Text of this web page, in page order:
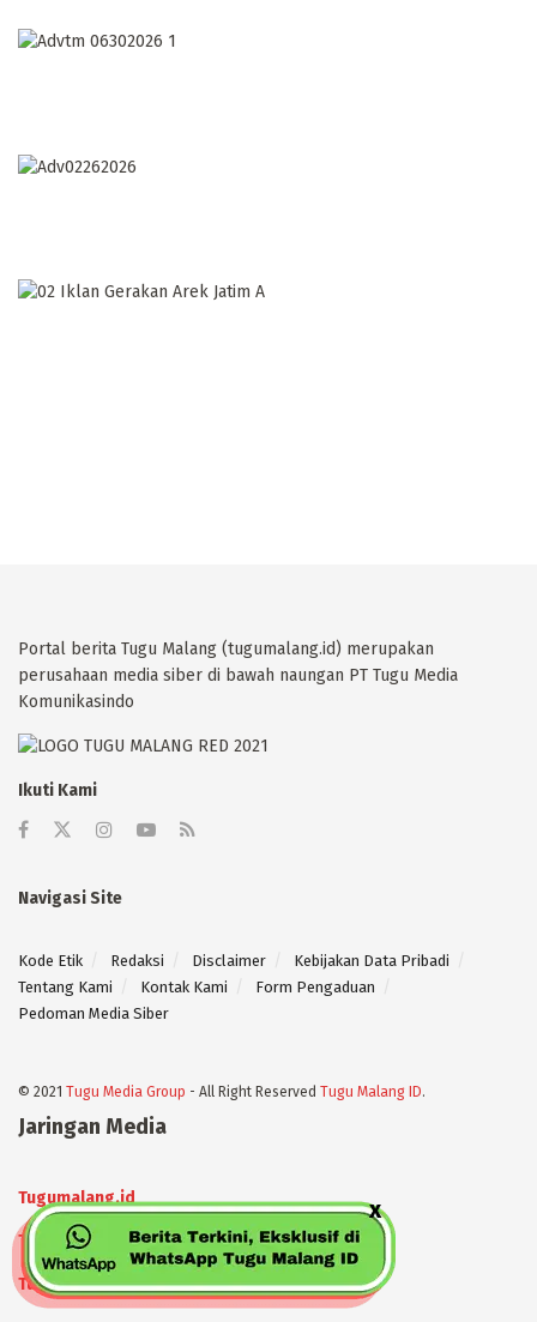
Portal berita Tugu Malang (tugumalang.id) merupakan
perusahaan media siber di bawah naungan PT Tugu Media
Komunikasindo
Ikuti Kami
Navigasi Site
Kode Etik Redaksi Disclaimer
Kebijakan Data Pribadi
Tentang Kami
Kontak Kami
Form Pengaduan
Pedoman Media Siber
© 2021 Tugu Media Group - All Right Reserved Tugu Malang ID.
Jaringan Media
Tugumalang.id
Tugujatim.id
Tugusehat.id